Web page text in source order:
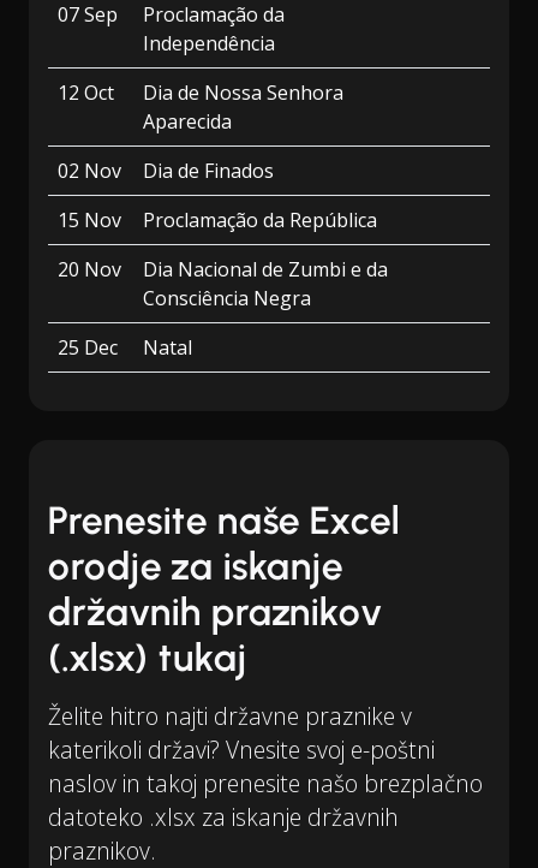
07 Sep
Proclamação da
Independência
12 Oct
Dia de Nossa Senhora
Aparecida
02 Nov
Dia de Finados
15 Nov
Proclamação da República
20 Nov
Dia Nacional de Zumbi e da
Consciência Negra
25 Dec
Natal
Prenesite naše Excel
orodje za iskanje
državnih praznikov
(.xlsx) tukaj
Želite hitro najti državne praznike v
katerikoli državi? Vnesite svoj e-poštni
naslov in takoj prenesite našo brezplačno
datoteko .xlsx za iskanje državnih
praznikov.